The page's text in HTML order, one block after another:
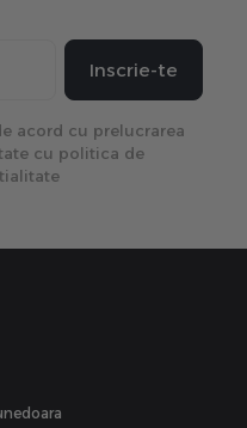
Inscrie-te
acord cu prelucrarea
cu politica de